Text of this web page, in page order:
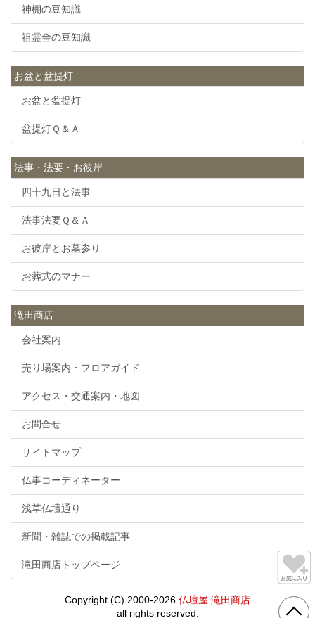
神棚の豆知識
祖霊舎の豆知識
お盆と盆提灯
お盆と盆提灯
盆提灯Ｑ＆Ａ
法事・法要・お彼岸
四十九日と法事
法事法要Ｑ＆Ａ
お彼岸とお墓参り
お葬式のマナー
滝田商店
会社案内
売り場案内・フロアガイド
アクセス・交通案内・地図
お問合せ
サイトマップ
仏事コーディネーター
浅草仏壇通り
新聞・雑誌での掲載記事
滝田商店トップページ
Copyright (C) 2000-2026 仏壇屋 滝田商店
all rights reserved.